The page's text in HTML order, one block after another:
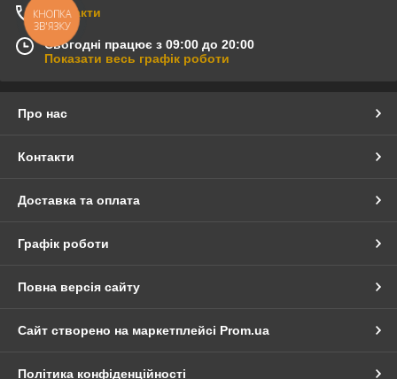
Контакти
Сьогодні працює з 09:00 до 20:00
Показати весь графік роботи
Про нас
Контакти
Доставка та оплата
Графік роботи
Повна версія сайту
Сайт створено на маркетплейсі Prom.ua
Політика конфіденційності
КНОПКА
ЗВ'ЯЗКУ